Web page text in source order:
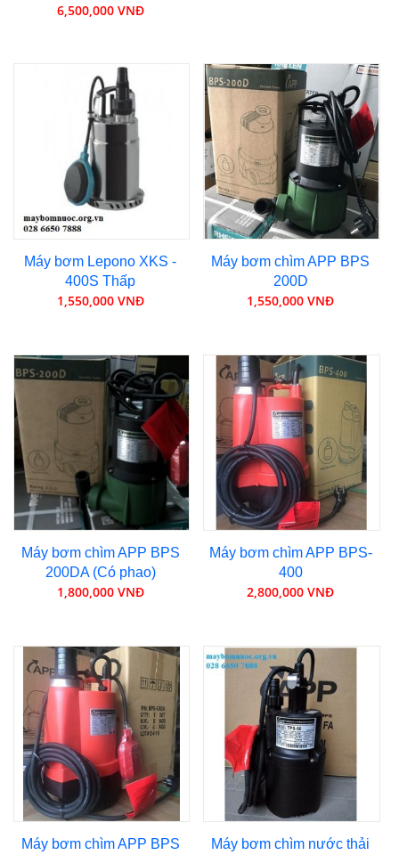
6,500,000 VNĐ
Máy bơm Lepono XKS -
400S Thấp
1,550,000 VNĐ
Máy bơm chìm APP BPS
200D
1,550,000 VNĐ
Máy bơm chìm APP BPS
200DA (Có phao)
1,800,000 VNĐ
Máy bơm chìm APP BPS-
400
2,800,000 VNĐ
Máy bơm chìm APP BPS Máy bơm chìm nước thải